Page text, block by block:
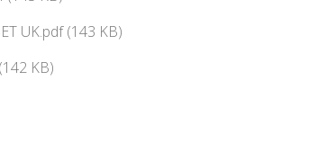
UK.pdf (143 KB)
KB)